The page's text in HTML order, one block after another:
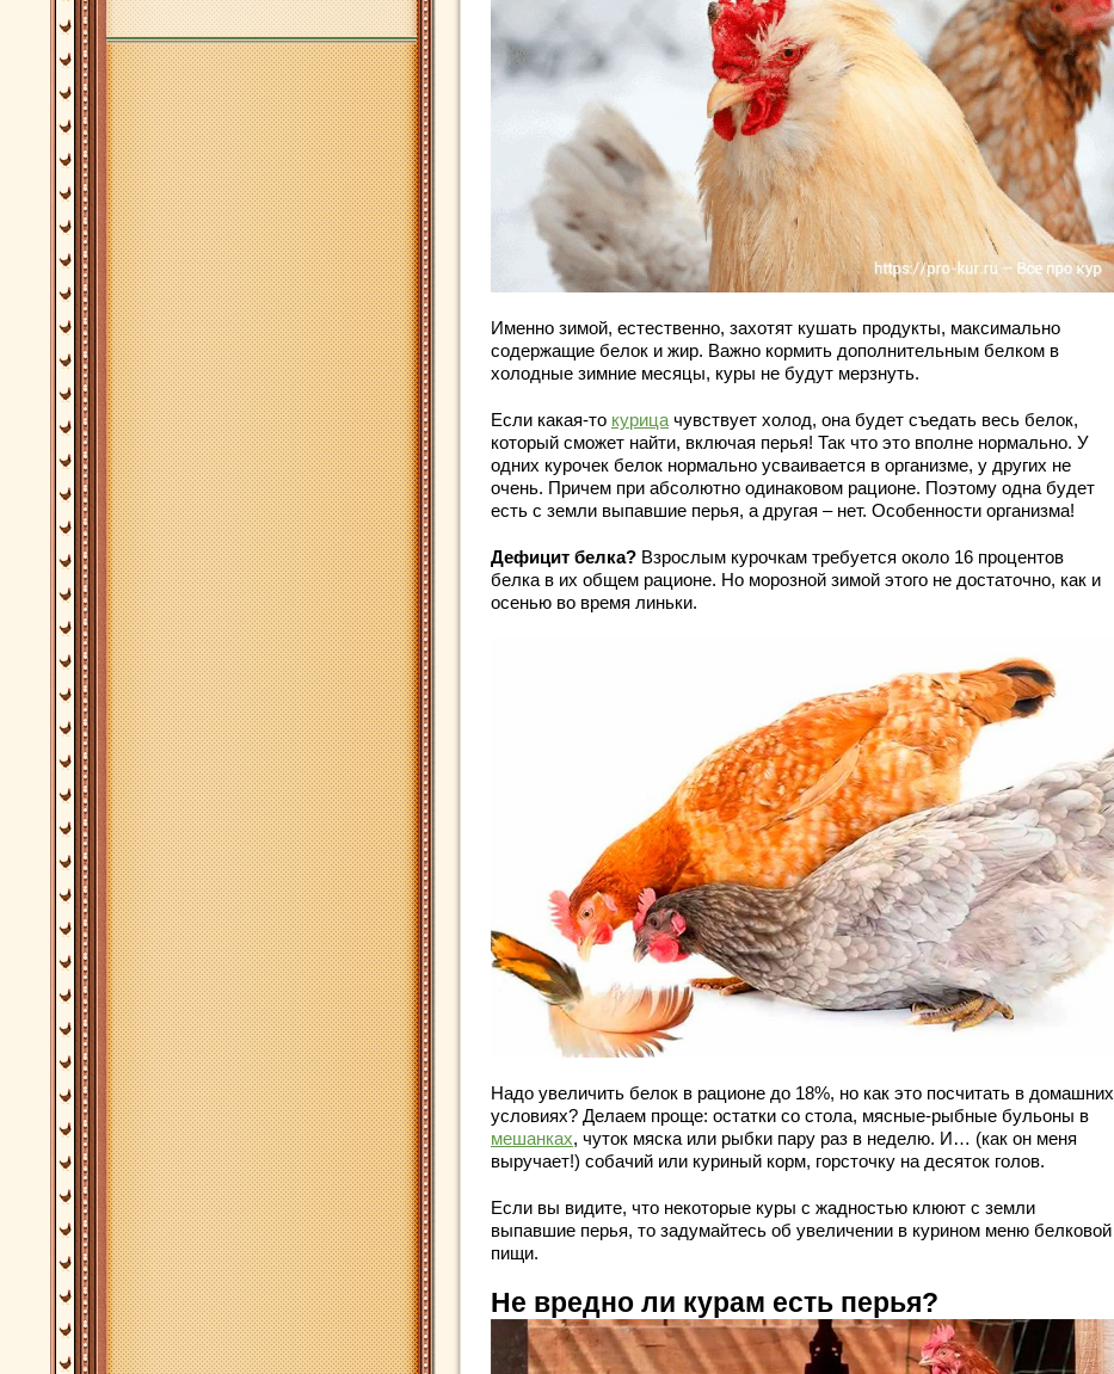
Именно зимой, естественно, захотят кушать продукты, максимально
содержащие белок и жир. Важно кормить дополнительным белком в
холодные зимние месяцы, куры не будут мерзнуть.
Если какая-то курица чувствует холод, она будет съедать весь белок,
который сможет найти, включая перья! Так что это вполне нормально. У
одних курочек белок нормально усваивается в организме, у других не
очень. Причем при абсолютно одинаковом рационе. Поэтому одна будет
есть с земли выпавшие перья, а другая – нет. Особенности организма!
Дефицит белка? Взрослым курочкам требуется около 16 процентов
белка в их общем рационе. Но морозной зимой этого не достаточно, как и
осенью во время линьки.
Надо увеличить белок в рационе до 18%, но как это посчитать в домашних
условиях? Делаем проще: остатки со стола, мясные-рыбные бульоны в
мешанках, чуток мяска или рыбки пару раз в неделю. И… (как он меня
выручает!) собачий или куриный корм, горсточку на десяток голов.
Если вы видите, что некоторые куры с жадностью клюют с земли
выпавшие перья, то задумайтесь об увеличении в курином меню белковой
пищи.
Не вредно ли курам есть перья?